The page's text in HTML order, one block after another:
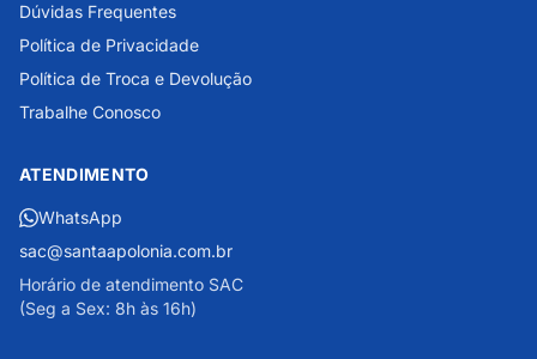
Dúvidas Frequentes
Política de Privacidade
Política de Troca e Devolução
Trabalhe Conosco
ATENDIMENTO
WhatsApp
sac@santaapolonia.com.br
Horário de atendimento SAC
(Seg a Sex: 8h às 16h)